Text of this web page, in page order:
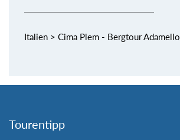
Italien > Cima Plem - Bergtour Adamello
Tourentipp